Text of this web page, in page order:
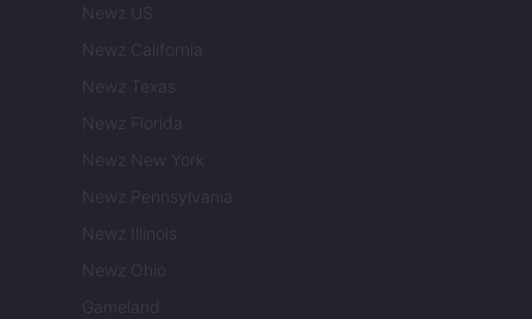
Newz US
Newz California
Newz Texas
Newz Florida
Newz New York
Newz Pennsylvania
Newz Illinois
Newz Ohio
Gameland